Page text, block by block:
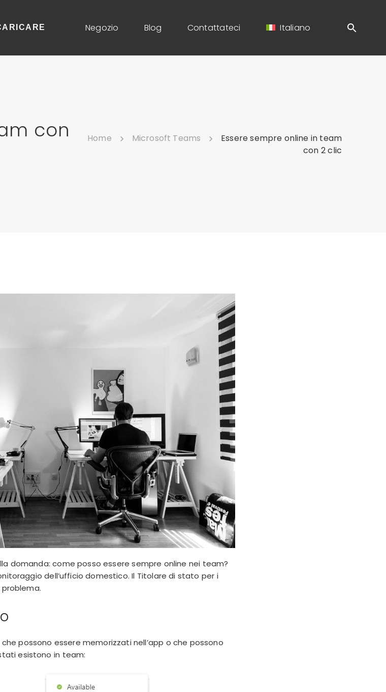
Negozio Blog Contattateci Italiano
con
Home Microsoft Teams
Essere sempre online in team
con 2 clic
domanda: come posso essere sempre online nei team?
dell’ufficio domestico. Il Titolare di stato per i
possono essere memorizzati nell’app o che possono
esistono in team: